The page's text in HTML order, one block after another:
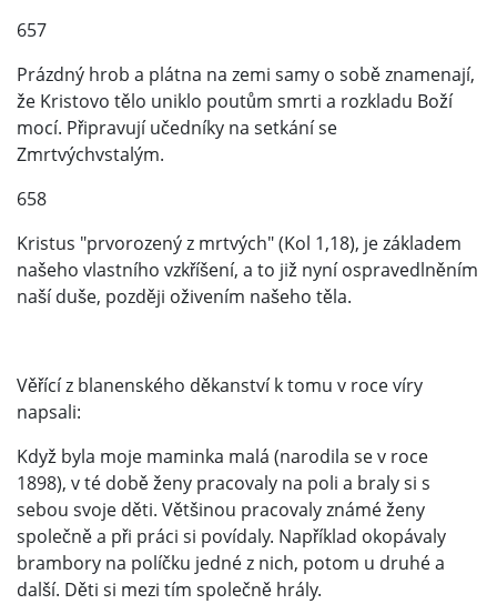
657
Prázdný hrob a plátna na zemi samy o sobě znamenají,
že Kristovo tělo uniklo poutům smrti a rozkladu Boží
mocí. Připravují učedníky na setkání se
Zmrtvýchvstalým.
658
Kristus "prvorozený z mrtvých" (Kol 1,18), je základem
našeho vlastního vzkříšení, a to již nyní ospravedlněním
naší duše, později oživením našeho těla.
Věřící z blanenského děkanství k tomu v roce víry
napsali:
Když byla moje maminka malá (narodila se v roce
1898), v té době ženy pracovaly na poli a braly si s
sebou svoje děti. Většinou pracovaly známé ženy
společně a při práci si povídaly. Například okopávaly
brambory na políčku jedné z nich, potom u druhé a
další. Děti si mezi tím společně hrály.